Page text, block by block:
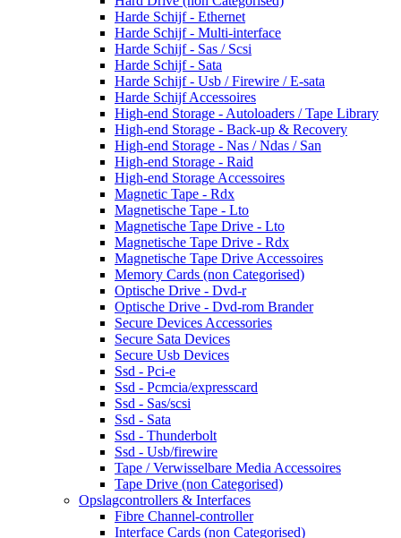
Harde Schijf - Ethernet
Harde Schijf - Multi-interface
Harde Schijf - Sas / Scsi
Harde Schijf - Sata
Harde Schijf - Usb / Firewire / E-sata
Harde Schijf Accessoires
High-end Storage - Autoloaders / Tape Library
High-end Storage - Back-up & Recovery
High-end Storage - Nas / Ndas / San
High-end Storage - Raid
High-end Storage Accessoires
Magnetic Tape - Rdx
Magnetische Tape - Lto
Magnetische Tape Drive - Lto
Magnetische Tape Drive - Rdx
Magnetische Tape Drive Accessoires
Memory Cards (non Categorised)
Optische Drive - Dvd-r
Optische Drive - Dvd-rom Brander
Secure Devices Accessories
Secure Sata Devices
Secure Usb Devices
Ssd - Pci-e
Ssd - Pcmcia/expresscard
Ssd - Sas/scsi
Ssd - Sata
Ssd - Thunderbolt
Ssd - Usb/firewire
Tape / Verwisselbare Media Accessoires
Tape Drive (non Categorised)
Opslagcontrollers & Interfaces
Fibre Channel-controller
Interface Cards (non Categorised)